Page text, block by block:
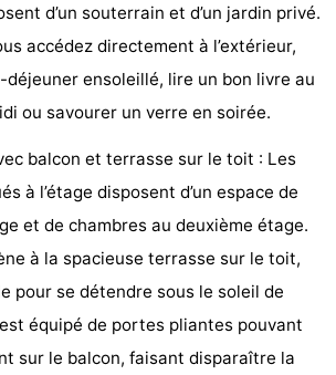
d’un souterrain et d’un jardin privé.
accédez directement à l’extérieur,
ensoleillé, lire un bon livre au
ou savourer un verre en soirée.
balcon et terrasse sur le toit : Les
à l’étage disposent d’un espace de
et de chambres au deuxième étage.
à la spacieuse terrasse sur le toit,
pour se détendre sous le soleil de
équipé de portes pliantes pouvant
sur le balcon, faisant disparaître la